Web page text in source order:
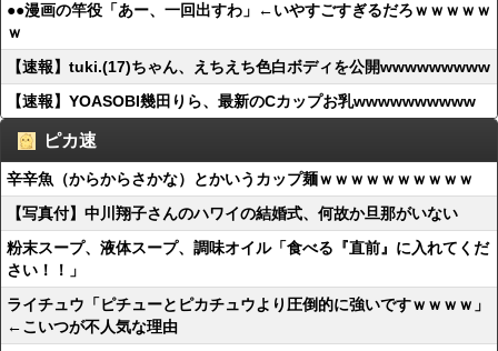
●●漫画の竿役「あー、一回出すわ」←いやすごすぎるだろｗｗｗｗｗ
ｗ
【速報】tuki.(17)ちゃん、えちえち色白ボディを公開wwwwwwwww
【速報】YOASOBI幾田りら、最新のCカップお乳wwwwwwwwww
ピカ速
辛辛魚（からからさかな）とかいうカップ麺ｗｗｗｗｗｗｗｗｗｗ
【写真付】中川翔子さんのハワイの結婚式、何故か旦那がいない
粉末スープ、液体スープ、調味オイル「食べる『直前』に入れてくだ
さい！！」
ライチュウ「ピチューとピカチュウより圧倒的に強いですｗｗｗｗ」
←こいつが不人気な理由